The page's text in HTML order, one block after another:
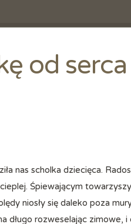
od
Śpiewającym
niosły się daleko poza
długo rozweselając zimowe, i